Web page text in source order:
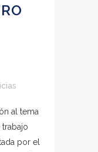
al tema
por el